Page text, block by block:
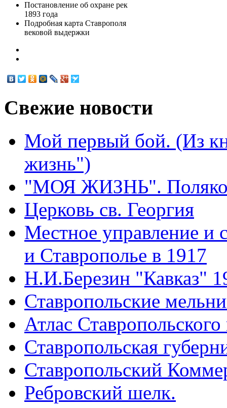
Постановление об охране рек
1893 года
Подробная карта Ставрополя
вековой выдержки
Свежие новости
Мой первый бой. (Из
жизнь")
"МОЯ ЖИЗНЬ".
Церковь св. Георгия
Местное управление и
и Ставрополье в 1917
Н.И.Березин "Кавказ"
Ставропольские
Атлас
Ставропольская
Ставропольский
Ребровский шелк.